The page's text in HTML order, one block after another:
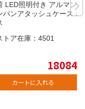
LED照明付き アルマンド
パンアタッシュケース ボ
トア在庫： 4501
18084
カートに入れる